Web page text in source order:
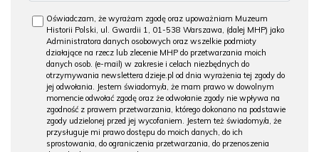
Oświadczam, że wyrażam zgodę oraz upoważniam Muzeum
Historii Polski, ul. Gwardii 1, 01-538 Warszawa, (dalej MHP) jako
Administratora danych osobowych oraz wszelkie podmioty
działające na rzecz lub zlecenie MHP do przetwarzania moich
danych osob. (e-mail) w zakresie i celach niezbędnych do
otrzymywania newslettera dzieje.pl od dnia wyrażenia tej zgody do
jej odwołania. Jestem świadomy/a, że mam prawo w dowolnym
momencie odwołać zgodę oraz że odwołanie zgody nie wpływa na
zgodność z prawem przetwarzania, którego dokonano na podstawie
zgody udzielonej przed jej wycofaniem. Jestem też świadomy/a, że
przysługuje mi prawo dostępu do moich danych, do ich
sprostowania, do ograniczenia przetwarzania, do przenoszenia